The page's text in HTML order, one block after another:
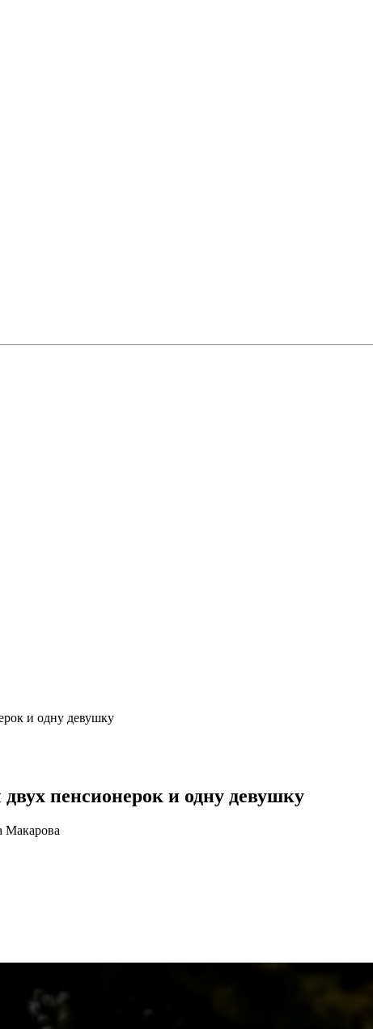
и одну девушку
пенсионерок и одну девушку
Макарова